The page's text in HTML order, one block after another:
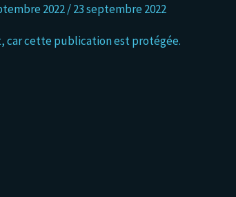
2022/23 septembre 2022
car cette publication est protégée.